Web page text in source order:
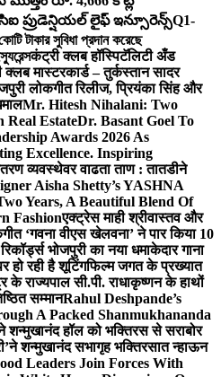
ప్రుడెన్షియల్ లైఫ్ ఇన్సూరెన్స్Q1-
টাকার সুবিধা প্রদান করেছে
कंट्री क्लब हॉस्पिटॅलिटी अँड
मास्टरकार्ड – तुर्कस्तान सादर
लोकगीत रिलीज, प्रियंका सिंह और
Mr. Hitesh Nihalani: Two
Real EstateDr. Basant Goel To
Awards 2026 As
Excellence. Inspiring
व्यवस्थेवर वाढता ताण : तातडीने
Aisha Shetty’s YASHNA
Years, A Beautiful Blend Of
Fashionएक्ट्रेस माही श्रीवास्तव और
‘गवना वीएस खेलवना’ ने पार किया 10
भोजपुरी का नया धमाकेदार गाना
रही है शूटिंगफिल्म जगत के प्रख्यात
के राज्यपाल सी.पी. राधाकृष्णन के हाथों
सम्मानRahul Deshpande’s
A Packed Shanmukhananda
शन्मुखानंद हॉल को भक्तिरस से सराबोर
शन्मुखानंद सभागृह भक्तिरसात न्हाऊन
Leaders Join Forces With